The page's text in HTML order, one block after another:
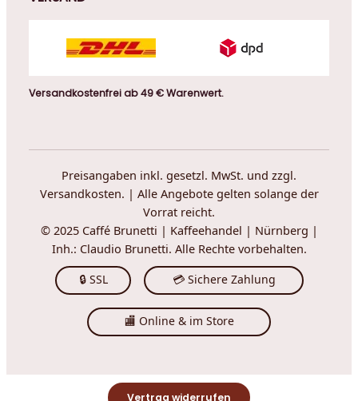
Versandkostenfrei ab 49 € Warenwert.
Preisangaben inkl. gesetzl. MwSt. und zzgl.
Versandkosten. | Alle Angebote gelten solange der
Vorrat reicht.
© 2025 Caffé Brunetti | Kaffeehandel | Nürnberg |
Inh.: Claudio Brunetti. Alle Rechte vorbehalten.
🔒 SSL 💳 Sichere Zahlung
🏬 Online & im Store
Vertrag widerrufen